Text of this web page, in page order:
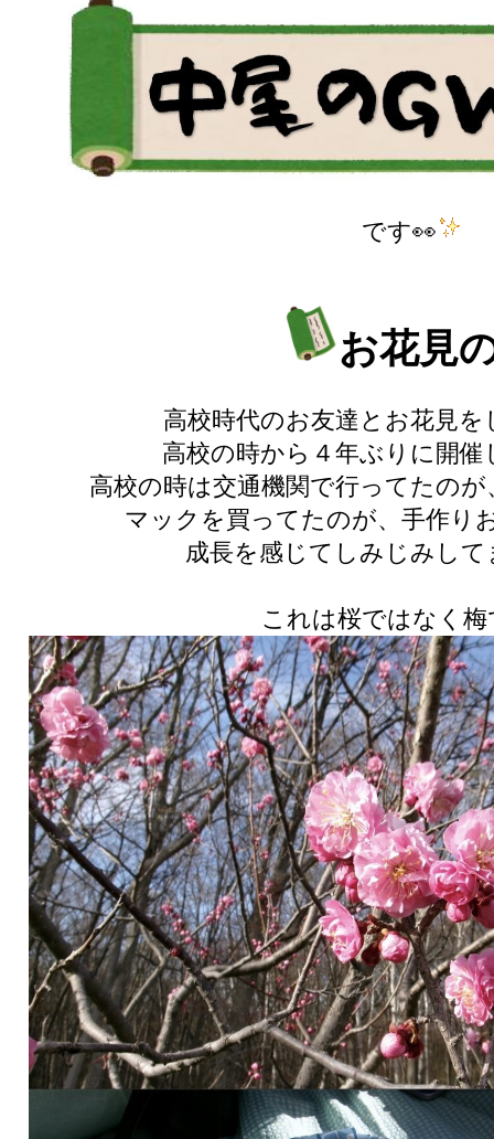
です👀
お花見
高校時代のお友達とお花見
高校の時から４年ぶりに開
高校の時は交通機関で行ってたの
マックを買ってたのが、手作り
成長を感じてしみじみして
これは桜ではなく梅